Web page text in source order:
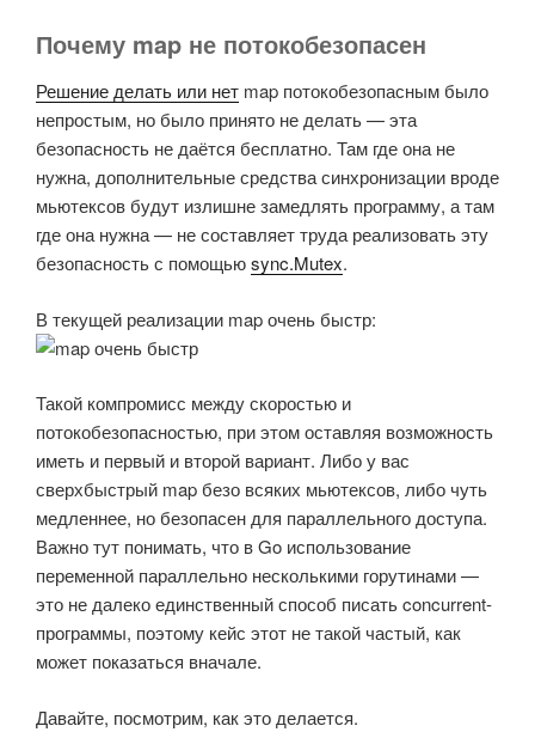
Почему map не потокобезопасен
Решение делать или нет map потокобезопасным было
непростым, но было принято не делать — эта
безопасность не даётся бесплатно. Там где она не
нужна, дополнительные средства синхронизации вроде
мьютексов будут излишне замедлять программу, а там
где она нужна — не составляет труда реализовать эту
безопасность с помощьюsync.Mutex.
В текущей реализации map очень быстр:
Такой компромисс между скоростью и
потокобезопасностью, при этом оставляя возможность
иметь и первый и второй вариант. Либо у вас
сверхбыстрый map безо всяких мьютексов, либо чуть
медленнее, но безопасен для параллельного доступа.
Важно тут понимать, что в Go использование
переменной параллельно несколькими горутинами —
это не далеко единственный способ писать concurrent-
программы, поэтому кейс этот не такой частый, как
может показаться вначале.
Давайте, посмотрим, как это делается.